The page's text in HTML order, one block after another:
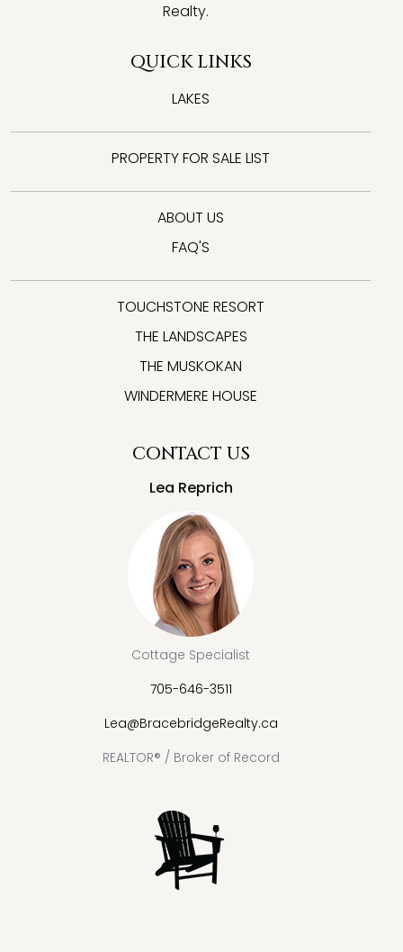
Realty.
QUICK LINKS
LAKES
PROPERTY FOR SALE LIST
ABOUT US
FAQ'S
TOUCHSTONE RESORT
THE LANDSCAPES
THE MUSKOKAN
WINDERMERE HOUSE
CONTACT US
Lea Reprich
Cottage Specialist
705-646-3511
Lea@BracebridgeRealty.ca
REALTOR® / Broker of Record